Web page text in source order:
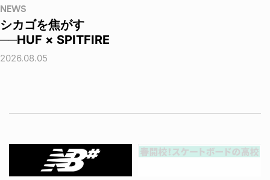
NEWS
シカゴを焦がす
──HUF × SPITFIRE
2026.08.05